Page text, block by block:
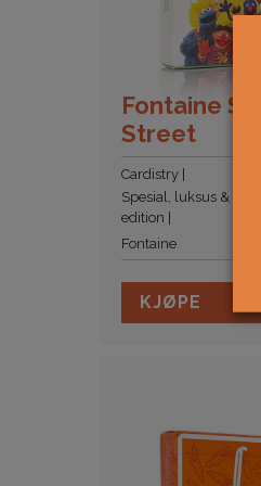
Fontaine
Street
Cardistry
Spesial, luksus &
edition
Fontaine
KJØPE